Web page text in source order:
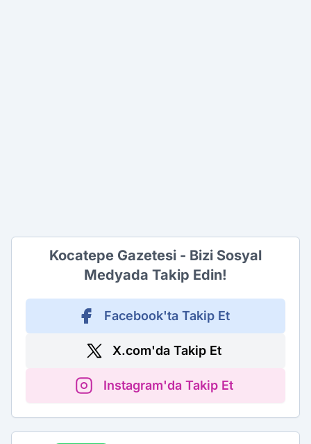
Kocatepe Gazetesi - Bizi Sosyal
Medyada Takip Edin!
Facebook'ta Takip Et
X.com'da Takip Et
Instagram'da Takip Et